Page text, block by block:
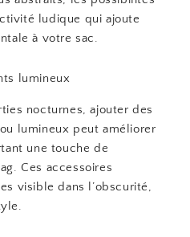
ludique qui ajoute
à votre sac.
lumineux
nocturnes, ajouter des
lumineux peut améliorer
une touche de
Ces accessoires
visible dans l’obscurité,